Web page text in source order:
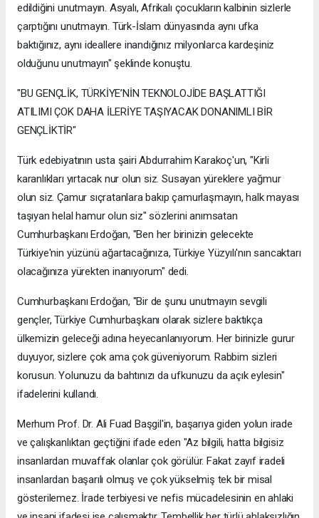
edildiğini unutmayın. Asyalı, Afrikalı çocukların kalbinin sizlerle
çarptığını unutmayın. Türk-İslam dünyasında aynı ufka
baktığınız, aynı ideallere inandığınız milyonlarca kardeşiniz
olduğunu unutmayın" şeklinde konuştu.
"BU GENÇLİK, TÜRKİYE’NİN TEKNOLOJİDE BAŞLATTIĞI
ATILIMI ÇOK DAHA İLERİYE TAŞIYACAK DONANIMLI BİR
GENÇLİKTİR"
Türk edebiyatının usta şairi Abdurrahim Karakoç'un, "Kirli
karanlıkları yırtacak nur olun siz. Susayan yüreklere yağmur
olun siz. Çamur sıçratanlara bakıp çamurlaşmayın, halk mayası
taşıyan helal hamur olun siz" sözlerini anımsatan
Cumhurbaşkanı Erdoğan, "Ben her birinizin gelecekte
Türkiye'nin yüzünü ağartacağınıza, Türkiye Yüzyılı'nın sancaktarı
olacağınıza yürekten inanıyorum" dedi.
Cumhurbaşkanı Erdoğan, "Bir de şunu unutmayın sevgili
gençler, Türkiye Cumhurbaşkanı olarak sizlere baktıkça
ülkemizin geleceği adına heyecanlanıyorum. Her birinizle gurur
duyuyor, sizlere çok ama çok güveniyorum. Rabbim sizleri
korusun. Yolunuzu da bahtınızı da ufkunuzu da açık eylesin"
ifadelerini kullandı.
Merhum Prof. Dr. Ali Fuad Başgil'in, başarıya giden yolun irade
ve çalışkanlıktan geçtiğini ifade eden "Az bilgili, hatta bilgisiz
insanlardan muvaffak olanlar çok görülür. Fakat zayıf iradeli
insanlardan başarılı olmuş ve çok yükselmiş tek bir misal
gösterilemez. İrade terbiyesi ve nefis mücadelesinin en ahlaki